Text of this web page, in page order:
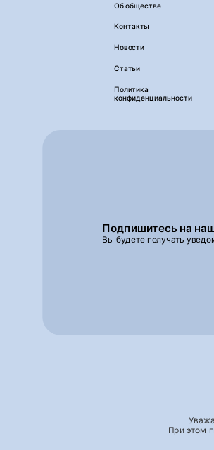
Об обществе
Контакты
Новости
Статьи
Политика
конфиденциальности
Подпишитесь на
Вы будете получать
При этом